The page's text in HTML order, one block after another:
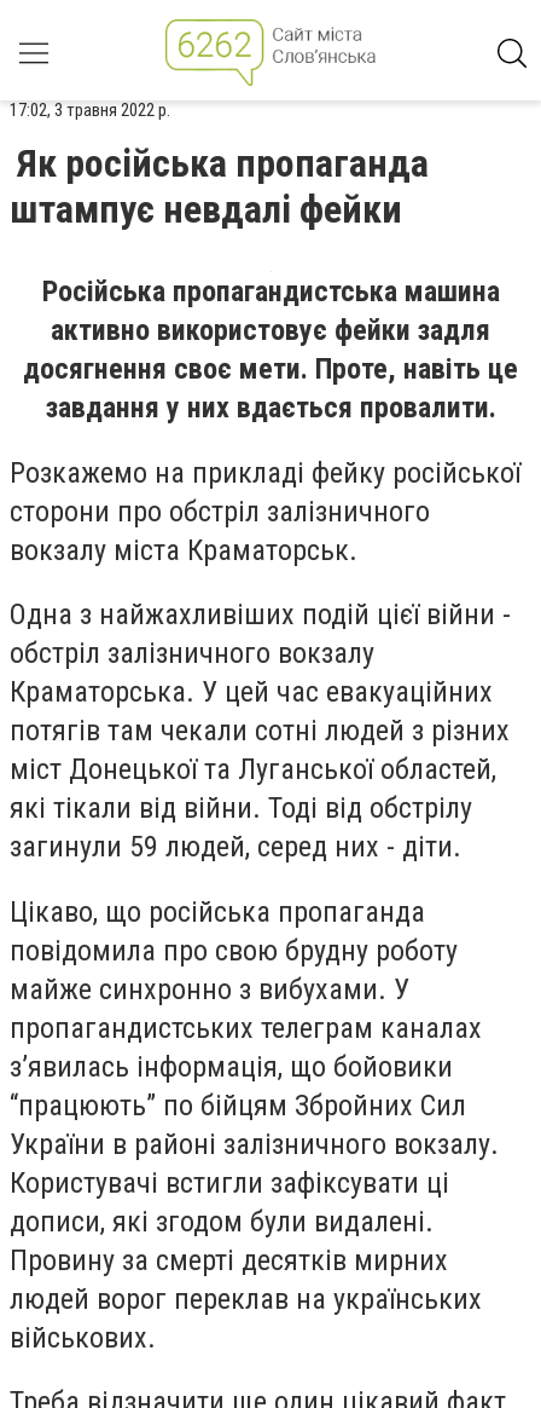
17:02, 3 травня 2022 р.
Як російська пропаганда
штампує невдалі фейки
Російська пропагандистська машина
активно використовує фейки задля
досягнення своє мети. Проте, навіть це
завдання у них вдається провалити.
Розкажемо на прикладі фейку російської
сторони про обстріл залізничного
вокзалу міста Краматорськ.
Одна з найжахливіших подій цієї війни -
обстріл залізничного вокзалу
Краматорська. У цей час евакуаційних
потягів там чекали сотні людей з різних
міст Донецької та Луганської областей,
які тікали від війни. Тоді від обстрілу
загинули 59 людей, серед них - діти.
Цікаво, що російська пропаганда
повідомила про свою брудну роботу
майже синхронно з вибухами. У
пропагандистських телеграм каналах
з’явилась інформація, що бойовики
“працюють” по бійцям Збройних Сил
України в районі залізничного вокзалу.
Користувачі встигли зафіксувати ці
дописи, які згодом були видалені.
Провину за смерті десятків мирних
людей ворог переклав на українських
військових.